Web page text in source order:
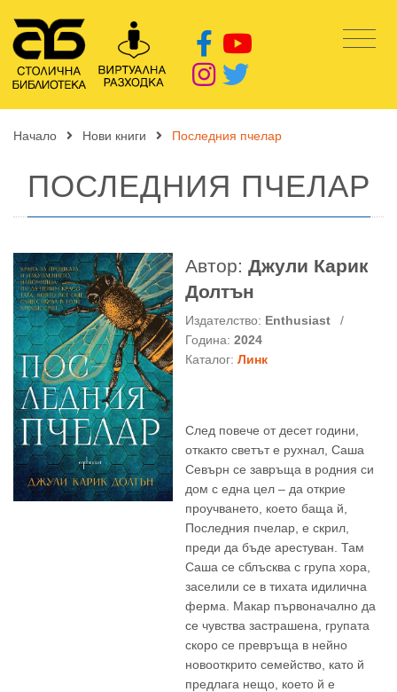
Начало Нови книги Последния пчелар
ПОСЛЕДНИЯ ПЧЕЛАР
Автор:Джули Карик
Долтън
Издателство: Enthusiast
/
Година:2024
Каталог:Линк
След повече от десет години,
откакто светът е рухнал, Саша
Севърн се завръща в родния си
дом с една цел – да открие
проучването, което баща й,
Последния пчелар, е скрил,
преди да бъде арестуван. Там
Саша се сблъсква с група хора,
заселили се в тихата идилична
ферма. Макар първоначално да
се чувства застрашена, групата
скоро се превръща в нейно
новооткрито семейство, като й
предлага нещо, което й е